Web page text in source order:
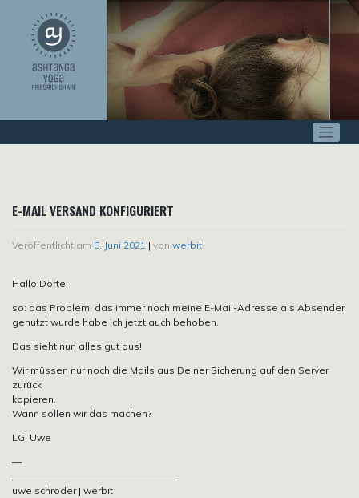
springen
E-MAIL VERSAND KONFIGURIERT
Veröffentlicht am 5. Juni 2021 | von werbit
Hallo Dörte,
so: das Problem, das immer noch meine E-Mail-Adresse als Absender
genutzt wurde habe ich jetzt auch behoben.
Das sieht nun alles gut aus!
Wir müssen nur noch die Mails aus Deiner Sicherung auf den Server
zurück
kopieren.
Wann sollen wir das machen?
LG, Uwe
—
uwe schröder | werbit